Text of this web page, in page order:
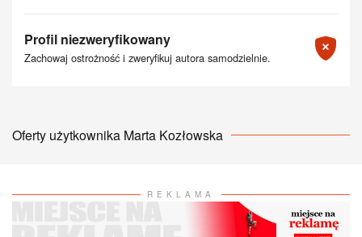
Profil niezweryfikowany
Zachowaj ostrożność i zweryfikuj autora samodzielnie.
Oferty użytkownika Marta Kozłowska
REKLAMA